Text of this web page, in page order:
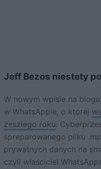
Jeff Bezos niestety
W nowym wpisie na
w WhatsAppie, o której
zeszłego roku.
spreparowanego pliku
prywatnych danych na
czyli właściciel